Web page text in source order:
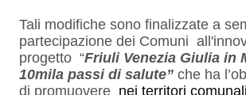
Tali modifiche sono finalizzate a
partecipazione dei Comuni
progetto “Friuli Venezia Giulia in
10mila passi di salute” che ha
di promuovere nei territori